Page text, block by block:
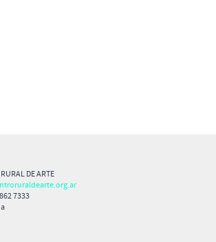
DE ARTE
7333